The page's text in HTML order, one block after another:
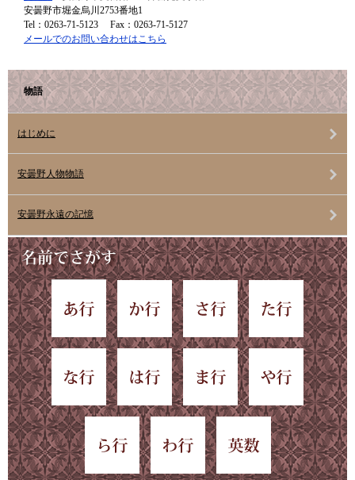
安曇野市堀金烏川2753番地1
Tel：0263-71-5123
Fax：0263-71-5127
メールでのお問い合わせはこちら
物語
はじめに
安曇野人物物語
安曇野永遠の記憶